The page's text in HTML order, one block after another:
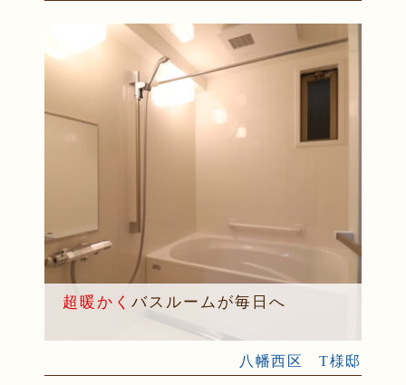
超暖かく バスルームが毎日へ
八幡西区 T様邸